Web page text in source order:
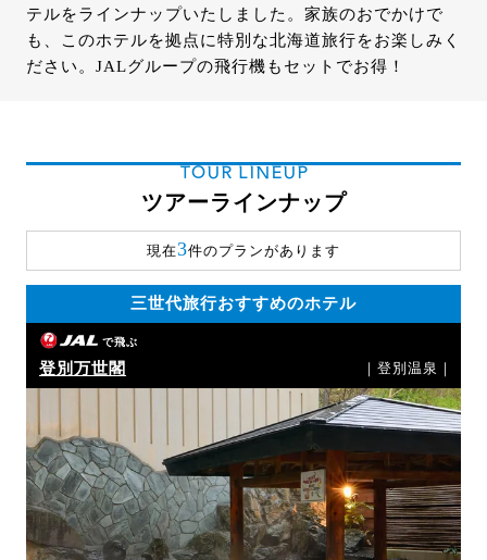
テルをラインナップいたしました。家族のおでかけで
も、このホテルを拠点に特別な北海道旅行をお楽しみく
ださい。JALグループの飛行機もセットでお得！
TOUR LINEUP
ツアーラインナップ
現在3件のプランがあります
三世代旅行おすすめのホテル
で飛ぶ
登別万世閣 ｜登別温泉｜